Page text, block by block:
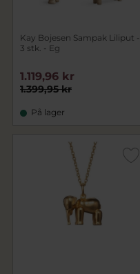
Kay Bojesen Sampak Liliput -
3 stk. - Eg
1.399,95 kr
1.119,96 kr
På lager